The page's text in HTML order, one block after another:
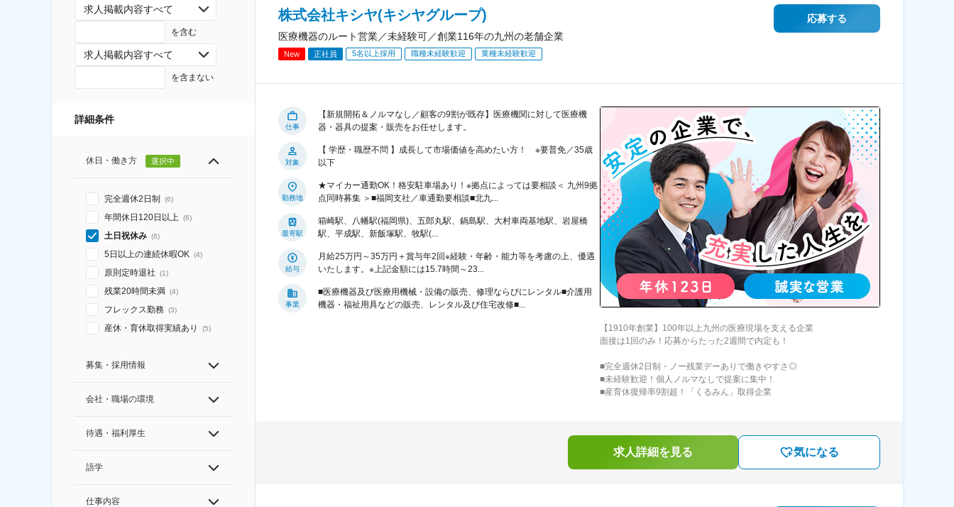
求人掲載内容すべて
を含む
求人掲載内容すべて
を含まない
詳細条件
休日・働き方 選択中
完全週休2日制 (6)
年間休日120日以上 (6)
土日祝休み (6)
5日以上の連続休暇OK (4)
原則定時退社 (1)
残業20時間未満 (4)
フレックス勤務 (3)
産休・育休取得実績あり (5)
募集・採用情報
会社・職場の環境
待遇・福利厚生
語学
仕事内容
株式会社キシヤ(キシヤグループ)
医療機器のルート営業／未経験可／創業116年の九州の老舗企業
New 正社員 5名以上採用 職種未経験歓迎 業種未経験歓迎
応募する
仕事
【新規開拓＆ノルマなし／顧客の9割が既存】医療機関に対して医療機
器・器具の提案・販売をお任せします。
対象
【 学歴・職歴不問 】成長して市場価値を高めたい方！ ※要普免／35歳
以下
勤務地
★マイカー通勤OK！格安駐車場あり！※拠点によっては要相談＜ 九州9拠
点同時募集 ＞■福岡支社／車通勤要相談■北九...
最寄駅
箱崎駅、八幡駅(福岡県)、五郎丸駅、鍋島駅、大村車両基地駅、岩屋橋
駅、平成駅、新飯塚駅、牧駅(...
給与
月給25万円～35万円＋賞与年2回※経験・年齢・能力等を考慮の上、優遇
いたします。※上記金額には15.7時間～23...
事業
■医療機器及び医療用機械・設備の販売、修理ならびにレンタル■介護用
機器・福祉用具などの販売、レンタル及び住宅改修■...
【1910年創業】100年以上九州の医療現場を支える企業
面接は1回のみ！応募からたった2週間で内定も！
■完全週休2日制・ノー残業デーありで働きやすさ◎
■未経験歓迎！個人ノルマなしで提案に集中！
■産育休復帰率9割超！「くるみん」取得企業
求人詳細を見る 気になる